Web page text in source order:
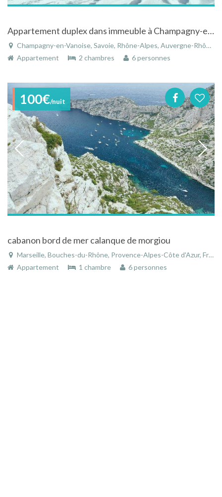
Appartement duplex dans immeuble à Champagny-en-Vanoise en Savoie en Rhône-Alpes
Champagny-en-Vanoise, Savoie, Rhône-Alpes, Auvergne-Rhône-Alpes, France
Appartement
2 chambres 6 personnes
100€/nuit
cabanon bord de mer calanque de morgiou
Marseille, Bouches-du-Rhône, Provence-Alpes-Côte d'Azur, France
Appartement
1 chambre 6 personnes